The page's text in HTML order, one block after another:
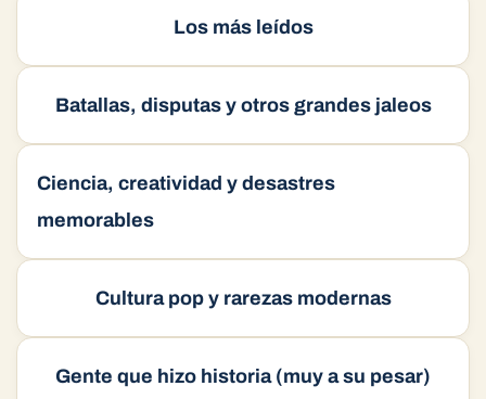
Los más leídos
Batallas, disputas y otros grandes jaleos
Ciencia, creatividad y desastres
memorables
Cultura pop y rarezas modernas
Gente que hizo historia (muy a su pesar)